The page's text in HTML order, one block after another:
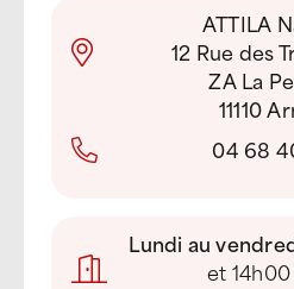
ATTILA
12 Rue des
ZA La
11110
04 68
Lundi au
et